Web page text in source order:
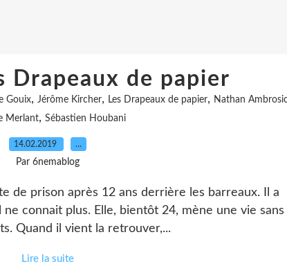
Drapeaux de papier
Gouix, Jérôme Kircher, Les Drapeaux de papier, Nathan
Merlant, Sébastien Houbani
14.02.2019 …
Par 6nemablog
de prison après 12 ans derrière les barreaux. Il a
connait plus. Elle, bientôt 24, mène une vie sans
Quand il vient la retrouver,...
Lire la suite